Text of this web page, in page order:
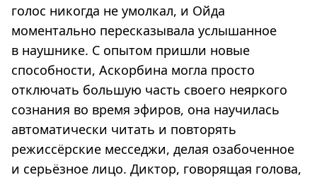
голос никогда не умолкал, и Ойда
моментально пересказывала услышанное
в наушнике. С опытом пришли новые
способности, Аскорбина могла просто
отключать большую часть своего неяркого
сознания во время эфиров, она научилась
автоматически читать и повторять
режиссёрские месседжи, делая озабоченное
и серьёзное лицо. Диктор, говорящая голова,